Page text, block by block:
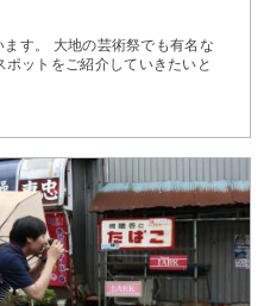
す。 大地の芸術祭でも有名な
ポットをご紹介していきたいと